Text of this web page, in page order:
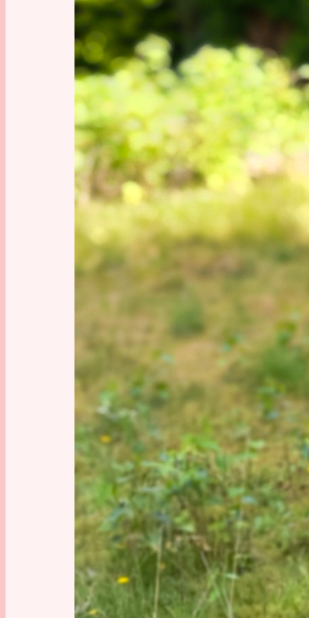
Nr.
Erst ein
danach
entfernt.
getrennt
als
Grab
von 10